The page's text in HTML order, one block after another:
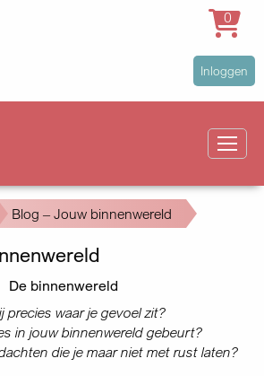
User
account
Inloggen
0
Blog – Jouw binnenwereld
De binnenwereld
precies waar je gevoel zit?
in jouw binnenwereld gebeurt?
die je maar niet met rust laten?